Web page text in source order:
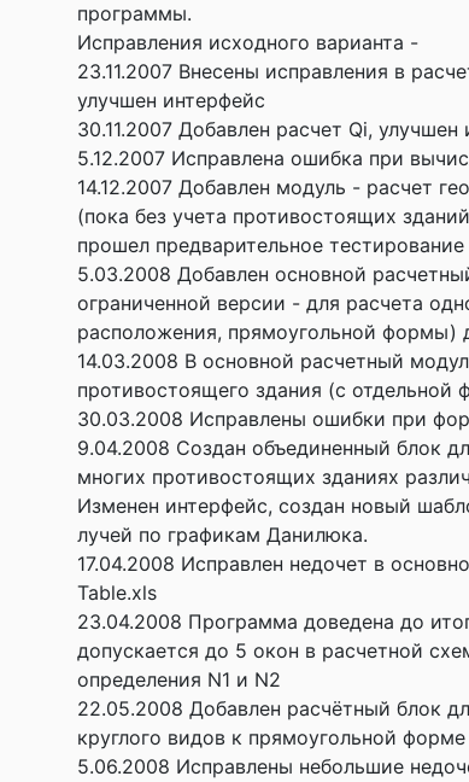
программы.
Исправления исходного варианта -
23.11.2007 Внесены исправления в
улучшен интерфейс
30.11.2007 Добавлен расчет Qi, улучшен
5.12.2007 Исправлена ошибка при
14.12.2007 Добавлен модуль - расчет
(пока без учета противостоящих
прошел предварительное тестирование
5.03.2008 Добавлен основной
ограниченной версии - для расчета
расположения, прямоугольной формы)
14.03.2008 В основной расчетный
противостоящего здания (с отдельной
30.03.2008 Исправлены ошибки при
9.04.2008 Создан объединенный блок
многих противостоящих зданиях
Изменен интерфейс, создан новый
лучей по графикам Данилюка.
17.04.2008 Исправлен недочет в
Table.xls
23.04.2008 Программа доведена до
допускается до 5 окон в расчетной
определения N1 и N2
22.05.2008 Добавлен расчётный блок
круглого видов к прямоугольной форме
5.06.2008 Исправлены небольшие